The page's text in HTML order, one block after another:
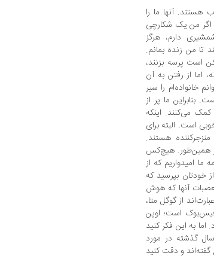
آنها ما را
اگر من یک شکارچی
دارم، هرگز
تا من زنده بمانم.
است پرسه بزنند،
اما از رفتن به آن
خانواده‌ام را سیر
بنابراین ما پر از
می‌کنند. اینکه
است. البته برای
هستند.
همین‌طور. هیچ‌کس
ما امیدواریم که از
خودتان بپرسید که
آنها که هوش
از گوگل متا،
است؛ اوپن
اما به این فکر کنید
گذشته در مورد
و دقت کنید